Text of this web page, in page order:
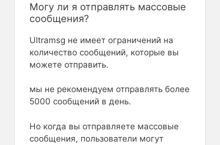
Могу ли я отправлять массовые
сообщения?
Ultramsg не имеет ограничений на
количество сообщений, которые вы
можете отправить.
мы не рекомендуем отправлять более
5000 сообщений в день.
Но когда вы отправляете массовые
сообщения, пользователи могут